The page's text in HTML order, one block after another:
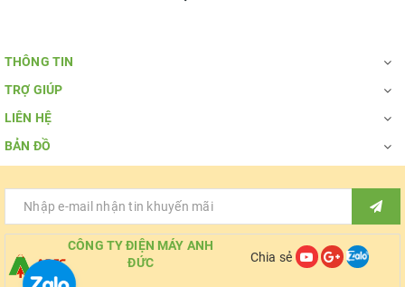
THÔNG TIN
TRỢ GIÚP
LIÊN HỆ
BẢN ĐỒ
CÔNG TY ĐIỆN MÁY ANH
ĐỨC
Chia sẻ